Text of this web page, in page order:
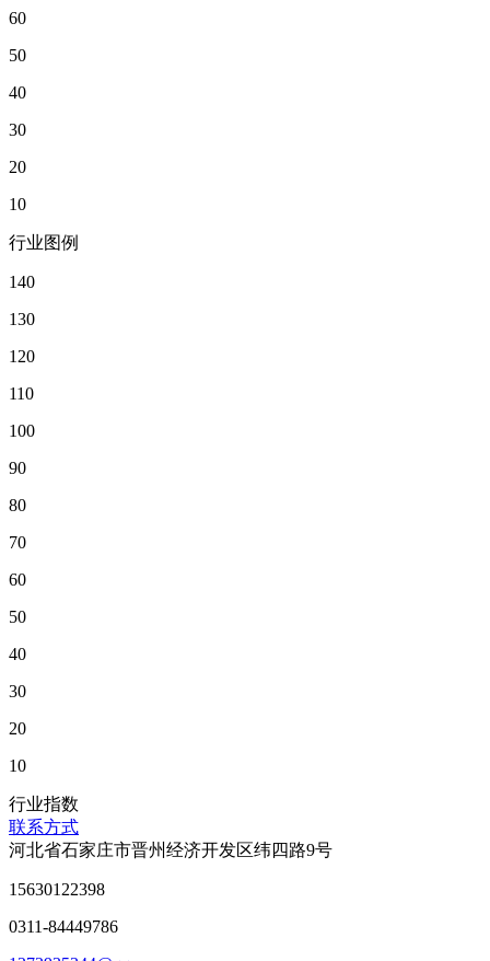
60
50
40
30
20
10
行业图例
140
130
120
110
100
90
80
70
60
50
40
30
20
10
行业指数
联系方式
河北省石家庄市晋州经济开发区纬四路9号
15630122398
0311-84449786